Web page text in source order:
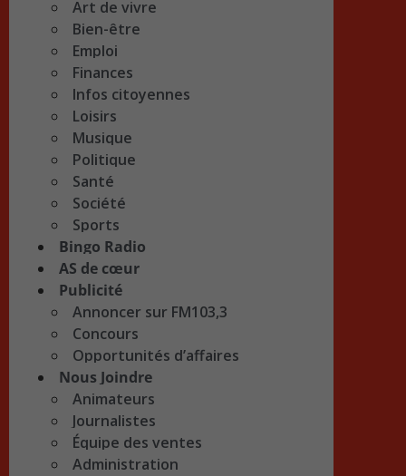
Art de vivre
Bien-être
Emploi
Finances
Infos citoyennes
Loisirs
Musique
Politique
Santé
Société
Sports
Bingo Radio
AS de cœur
Publicité
Annoncer sur FM103,3
Concours
Opportunités d’affaires
Nous Joindre
Animateurs
Journalistes
Équipe des ventes
Administration